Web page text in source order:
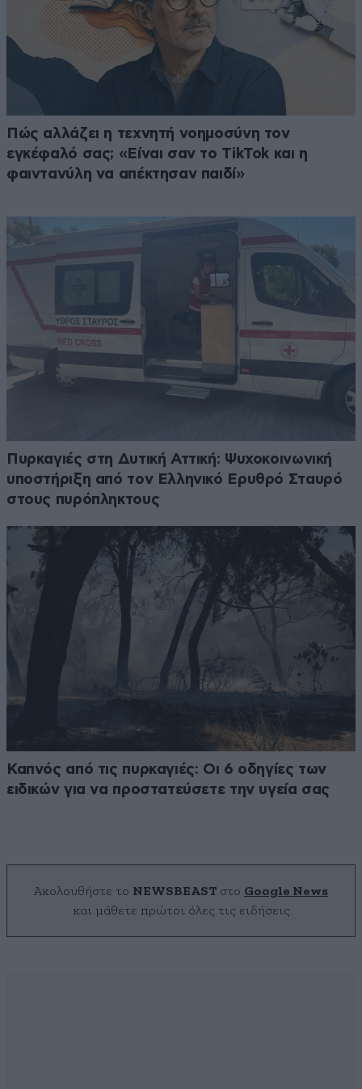
Πώς αλλάζει η τεχνητή νοημοσύνη τον
εγκέφαλό σας; «Είναι σαν το TikTok και η
φαιντανύλη να απέκτησαν παιδί»
Πυρκαγιές στη Δυτική Αττική: Ψυχοκοινωνική
υποστήριξη από τον Ελληνικό Ερυθρό Σταυρό
στους πυρόπληκτους
Καπνός από τις πυρκαγιές: Οι 6 οδηγίες των
ειδικών για να προστατεύσετε την υγεία σας
Ακολουθήστε το NEWSBEAST στο Google News
και μάθετε πρώτοι όλες τις ειδήσεις